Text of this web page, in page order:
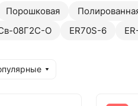
Порошковая
08Г2С-О ER70S-6